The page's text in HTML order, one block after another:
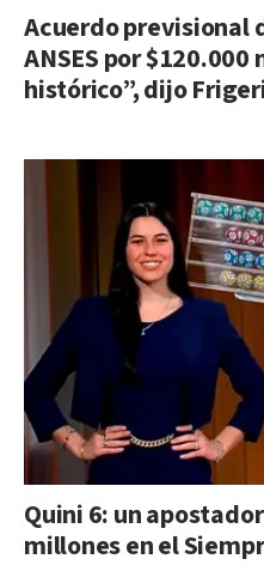
Acuerdo previsional
ANSES por
histórico”, dijo
Quini 6: un
millones en el